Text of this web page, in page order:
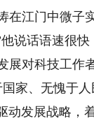
江门中微子
说话语速很
展对科技工作
家、无愧于
发展战略，